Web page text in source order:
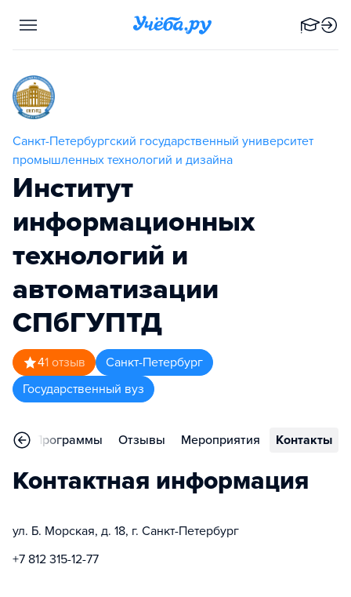
Санкт-Петербургский государственный университет
промышленных технологий и дизайна
Институт
информационных
технологий и
автоматизации
СПбГУПТД
41 отзыв
Санкт-Петербург
Государственный вуз
Программы Отзывы Мероприятия Контакты
Контактная информация
ул. Б. Морская, д. 18, г. Санкт-Петербург
+7 812 315-12-77